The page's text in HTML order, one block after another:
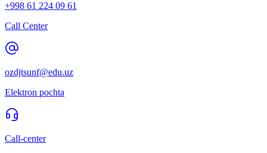
+998 61 224 09 61
Call Center
ozdjtsunf@edu.uz
Elektron pochta
Call-center